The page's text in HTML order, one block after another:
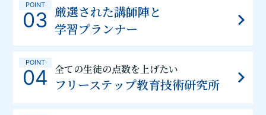
POINT
03 厳選された講師陣と
学習プランナー
POINT
04 全ての生徒の点数を上げたい
フリーステップ教育技術研究所